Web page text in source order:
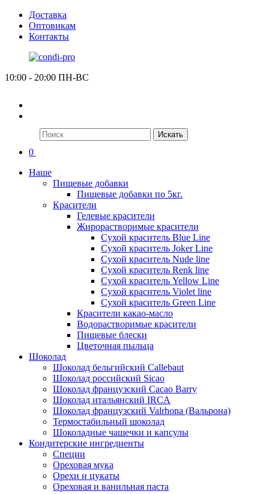
Доставка
Оптовикам
Контакты
10:00 - 20:00 ПН-ВС
Искать
0
Наше
Пищевые добавки
Пищевые добавки по 5кг.
Красители
Гелевые красители
Жирорастворимые красители
Сухой краситель Blue Line
Сухой краситель Joker Line
Сухой краситель Nude line
Сухой краситель Renk line
Сухой краситель Yellow Line
Сухой краситель Violet line
Сухой краситель Green Line
Красители какао-масло
Водорастворимые красители
Пищевые блески
Цветочная пыльца
Шоколад
Шоколад бельгийский Callebaut
Шоколад российский Sicao
Шоколад французский Cacao Barry
Шоколад итальянский IRCA
Шоколад французский Valrhona (Вальрона)
Термостабильный шоколад
Шоколадные чашечки и капсулы
Кондитерские ингредиенты
Специи
Ореховая мука
Орехи и цукаты
Ореховая и ванильная паста